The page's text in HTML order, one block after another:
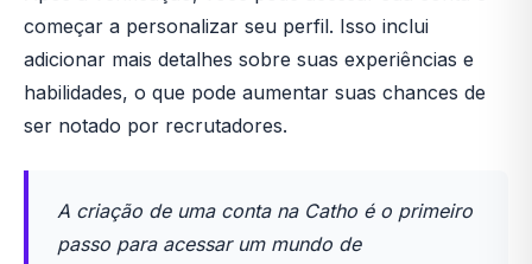
começar a personalizar seu perfil. Isso inclui
adicionar mais detalhes sobre suas experiências e
habilidades, o que pode aumentar suas chances de
ser notado por recrutadores.
A criação de uma conta na Catho é o primeiro
passo para acessar um mundo de